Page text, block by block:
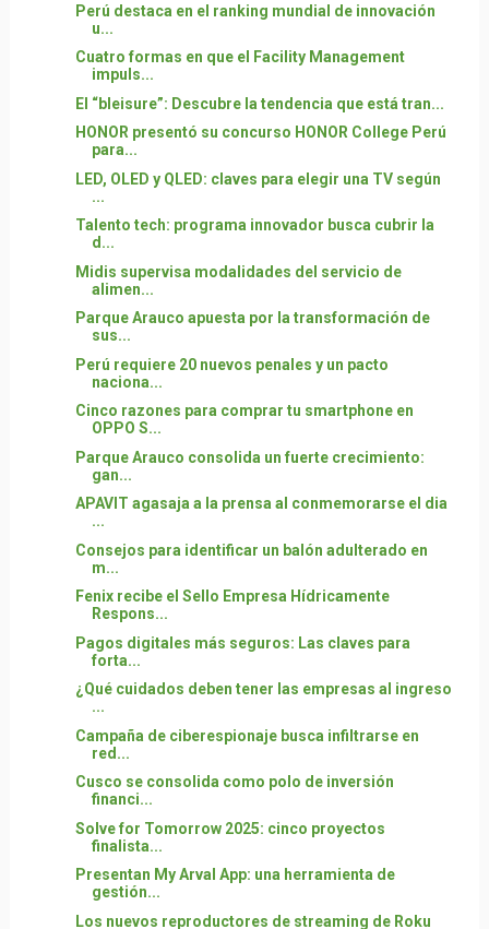
Perú destaca en el ranking mundial de innovación
u...
Cuatro formas en que el Facility Management
impuls...
El “bleisure”: Descubre la tendencia que está tran...
HONOR presentó su concurso HONOR College Perú
para...
LED, OLED y QLED: claves para elegir una TV según
...
Talento tech: programa innovador busca cubrir la
d...
Midis supervisa modalidades del servicio de
alimen...
Parque Arauco apuesta por la transformación de
sus...
Perú requiere 20 nuevos penales y un pacto
naciona...
Cinco razones para comprar tu smartphone en
OPPO S...
Parque Arauco consolida un fuerte crecimiento:
gan...
APAVIT agasaja a la prensa al conmemorarse el dia
...
Consejos para identificar un balón adulterado en
m...
Fenix recibe el Sello Empresa Hídricamente
Respons...
Pagos digitales más seguros: Las claves para
forta...
¿Qué cuidados deben tener las empresas al ingreso
...
Campaña de ciberespionaje busca infiltrarse en
red...
Cusco se consolida como polo de inversión
financi...
Solve for Tomorrow 2025: cinco proyectos
finalista...
Presentan My Arval App: una herramienta de
gestión...
Los nuevos reproductores de streaming de Roku